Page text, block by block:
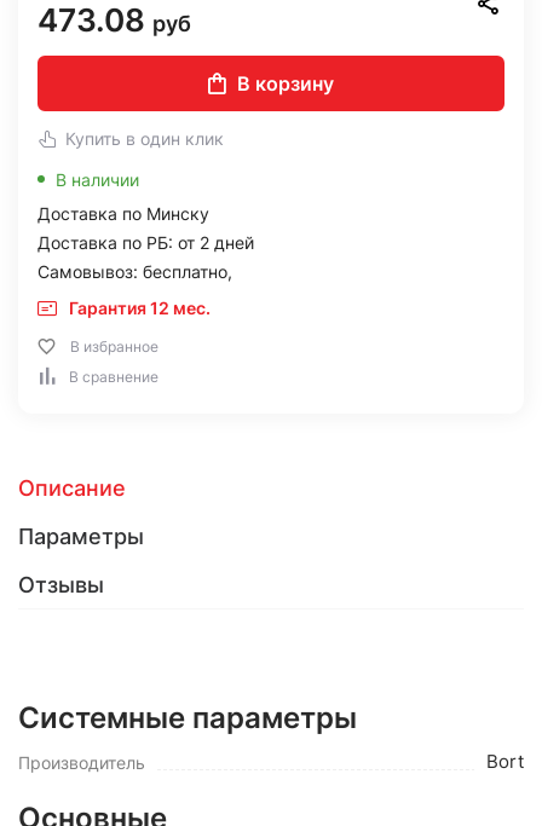
473.08 руб
В корзину
Купить в один клик
В наличии
Доставка по Минску
Доставка по РБ: от 2 дней
Самовывоз: бесплатно,
Гарантия 12 мес.
В избранное
В сравнение
Описание
Параметры
Отзывы
Системные параметры
Производитель Bort
Основные